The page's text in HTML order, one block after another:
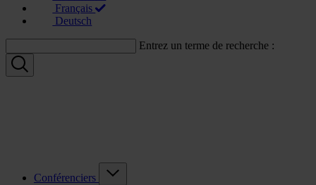
Français
Deutsch
Entrez un terme de recherche :
Conférenciers